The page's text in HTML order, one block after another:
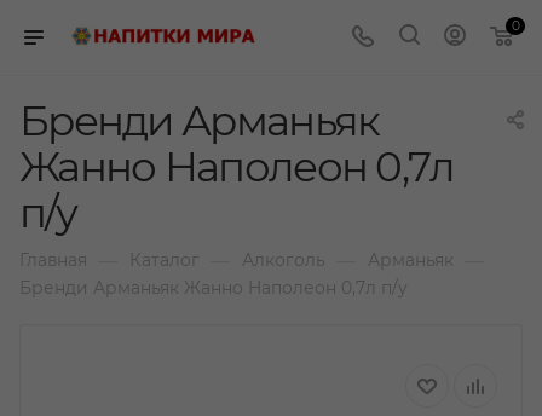
0
Бренди Арманьяк
Жанно Наполеон 0,7л
п/у
Главная Каталог Алкоголь Арманьяк
Бренди Арманьяк Жанно Наполеон 0,7л п/у